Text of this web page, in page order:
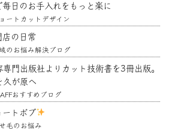
日のお手入れをもっと楽に
ートカットデザイン
店の日常
のお悩み解決ブログ
門出版社よりカット技術書を3冊出版。
久が原へ
おすすめブログ
ートボブ
毛のお悩み